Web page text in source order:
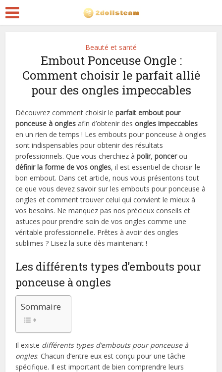
Beauté et santé
Embout Ponceuse Ongle :
Comment choisir le parfait allié
pour des ongles impeccables
Découvrez comment choisir le parfait embout pour
ponceuse à ongles afin d’obtenir desongles impeccables
en un rien de temps ! Les embouts pour ponceuse à ongles
sont indispensables pour obtenir des résultats
professionnels. Que vous cherchiez àpolir,poncerou
définir la forme de vos ongles, il est essentiel de choisir le
bon embout. Dans cet article, nous vous présentons tout
ce que vous devez savoir sur les embouts pour ponceuse à
ongles et comment trouver celui qui convient le mieux à
vos besoins. Ne manquez pas nos précieux conseils et
astuces pour prendre soin de vos ongles comme une
véritable professionnelle. Prêtes à avoir des ongles
sublimes ? Lisez la suite dès maintenant !
Les différents types d’embouts pour
ponceuse à ongles
Sommaire
Il existe différents types d’embouts pour ponceuse à
ongles. Chacun d’entre eux est conçu pour une tâche
spécifique. Il est important de bien comprendre leurs